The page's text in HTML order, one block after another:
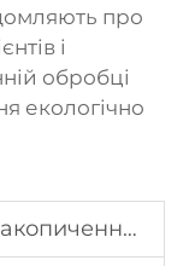
про
і
обробці
екологічно
покриттів зволікання для ПУ-піни